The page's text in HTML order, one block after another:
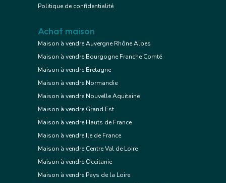
Politique de confidentialité
Achat maison
Maison à vendre Auvergne Rhône Alpes
Maison à vendre Bourgogne Franche Comté
Maison à vendre Bretagne
Maison à vendre Normandie
Maison à vendre Nouvelle Aquitaine
Maison à vendre Grand Est
Maison à vendre Hauts de France
Maison à vendre Ile de France
Maison à vendre Centre Val de Loire
Maison à vendre Occitanie
Maison à vendre Pays de la Loire